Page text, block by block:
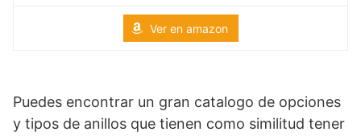
Ver en amazon
Puedes encontrar un gran catalogo de opciones
y tipos de anillos que tienen como similitud tener